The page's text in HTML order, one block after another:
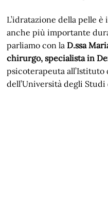
L’idratazione della pelle
anche più importante
parliamo con laD.ssa
chirurgo, specialista in
psicoterapeuta all’Istituto
dell’Università degli